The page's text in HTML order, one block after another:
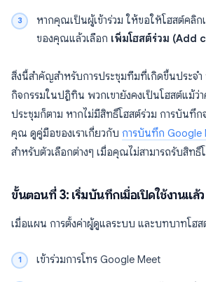
หากคุณเป็นผู้เข้าร่วม ให้ขอให้โฮสต์คลิก
ของคุณแล้วเลือก เพิ่มโฮสต์ร่วม (Add
สิ่งนี้สำคัญสำหรับการประชุมทีมที่เกิดขึ้นประจำ
กิจกรรมในปฏิทิน พวกเขายังคงเป็นโฮสต์แม้ว่
ประชุมก็ตาม หากไม่มีสิทธิ์โฮสต์ร่วม การบันทึก
คุณ ดูคู่มือของเราเกี่ยวกับ การบันทึก Google
สำหรับตัวเลือกต่างๆ เมื่อคุณไม่สามารถรับสิทธิ์
ขั้นตอนที่ 3: เริ่มบันทึกเมื่อเปิดใช้งานแล้ว
เมื่อแผน การตั้งค่าผู้ดูแลระบบ และบทบาทโฮ
เข้าร่วมการโทร Google Meet